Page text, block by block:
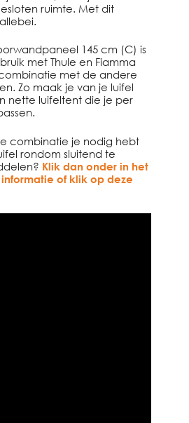
ruimte. Met dit
145 cm (C) is
met Thule en Fiamma
met de andere
Zo maak je van je luifel
nette luifeltent die je per
combinatie je nodig hebt
rondom sluitend te
Klik dan onder in het
of klik op deze